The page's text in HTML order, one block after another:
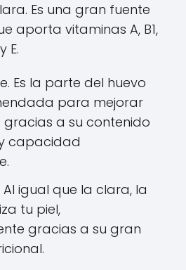
Es una gran fuente
aporta vitaminas A, B1,
E.
Es la parte del huevo
para mejorar
gracias a su contenido
capacidad
Al igual que la clara, la
tu piel,
gracias a su gran